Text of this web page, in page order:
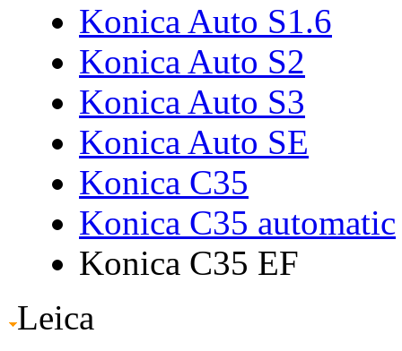
Konica Auto S1.6
Konica Auto S2
Konica Auto S3
Konica Auto SE
Konica C35
Konica C35 automatic
Konica C35 EF
Leica